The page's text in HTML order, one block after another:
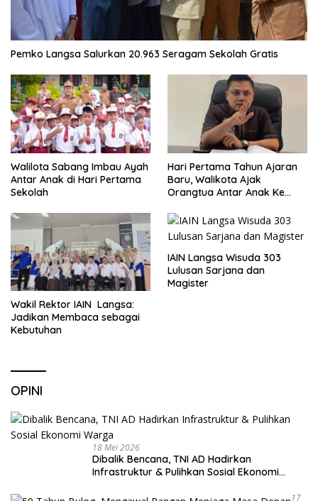
Pemko Langsa Salurkan 20.963 Seragam Sekolah Gratis
Walilota Sabang Imbau Ayah
Antar Anak di Hari Pertama
Sekolah
Hari Pertama Tahun Ajaran
Baru, Walikota Ajak
Orangtua Antar Anak Ke
Wakil Rektor IAIN Langsa:
Jadikan Membaca sebagai
Kebutuhan
IAIN Langsa Wisuda 303
Lulusan Sarjana dan
Magister
OPINI
18 Mei 2026
Dibalik Bencana, TNI AD Hadirkan
Infrastruktur & Pulihkan Sosial Ekonomi
17